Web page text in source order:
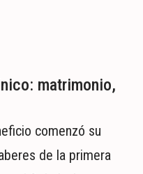
matrimonio,
comenzó su
de la primera